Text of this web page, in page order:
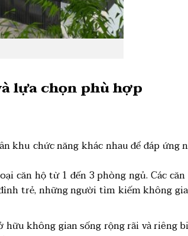
lựa chọn phù hợp
khu chức năng khác nhau để đáp ứng
căn hộ từ 1 đến 3 phòng ngủ. Các
trẻ, những người tìm kiếm không
không gian sống rộng rãi và riêng